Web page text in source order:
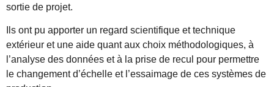
sortie de projet.
Ils ont pu apporter un regard scientifique et technique
extérieur et une aide quant aux choix méthodologiques, à
l’analyse des données et à la prise de recul pour permettre
le changement d’échelle et l’essaimage de ces systèmes de